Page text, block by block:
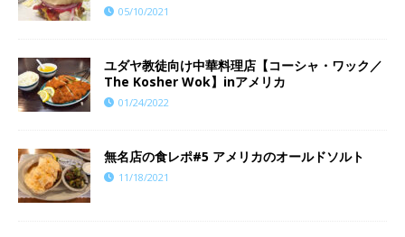
05/10/2021
ユダヤ教徒向け中華料理店【コーシャ・ワック／
The Kosher Wok】inアメリカ
01/24/2022
​​無名店の食レポ#5 アメリカのオールドソルト
11/18/2021